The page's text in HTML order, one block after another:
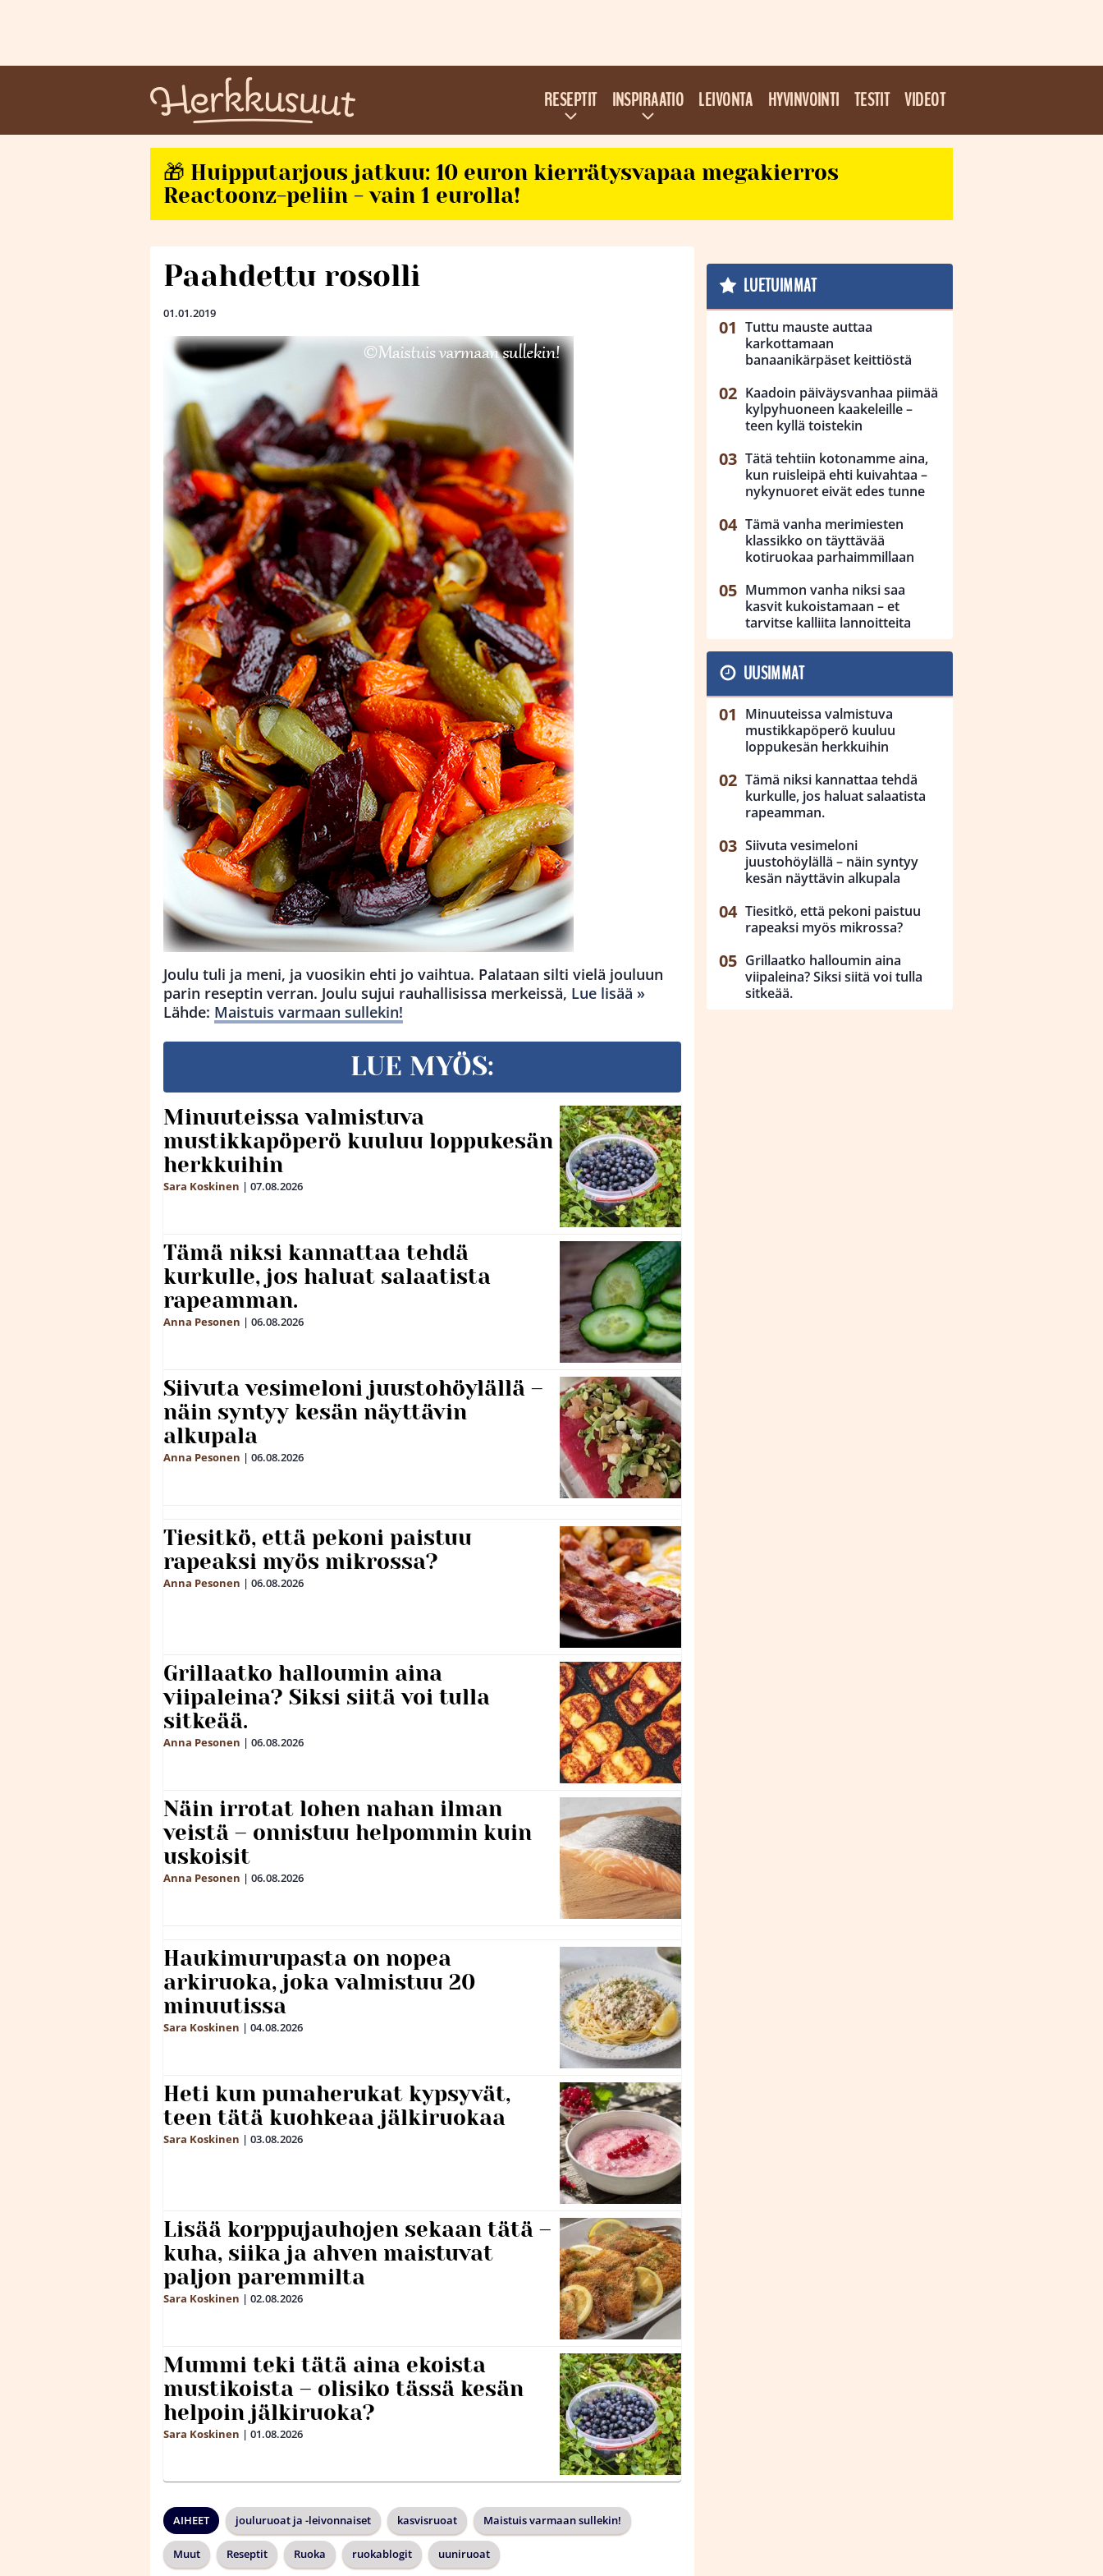
RESEPTIT INSPIRAATIO LEIVONTA HYVINVOINTI TESTIT VIDEOT
🎁 Huipputarjous jatkuu: 10 euron kierrätysvapaa megakierros
Reactoonz-peliin - vain 1 eurolla!
Paahdettu rosolli
01.01.2019
Joulu tuli ja meni, ja vuosikin ehti jo vaihtua. Palataan silti vielä jouluun
parin reseptin verran. Joulu sujui rauhallisissa merkeissä, Lue lisää »
Lähde: Maistuis varmaan sullekin!
LUE MYÖS:
Minuuteissa valmistuva
mustikkapöperö kuuluu loppukesän
herkkuihin
Sara Koskinen | 07.08.2026
Tämä niksi kannattaa tehdä
kurkulle, jos haluat salaatista
rapeamman.
Anna Pesonen | 06.08.2026
Siivuta vesimeloni juustohöylällä –
näin syntyy kesän näyttävin
alkupala
Anna Pesonen | 06.08.2026
Tiesitkö, että pekoni paistuu
rapeaksi myös mikrossa?
Anna Pesonen | 06.08.2026
Grillaatko halloumin aina
viipaleina? Siksi siitä voi tulla
sitkeää.
Anna Pesonen | 06.08.2026
Näin irrotat lohen nahan ilman
veistä – onnistuu helpommin kuin
uskoisit
Anna Pesonen | 06.08.2026
Haukimurupasta on nopea
arkiruoka, joka valmistuu 20
minuutissa
Sara Koskinen | 04.08.2026
Heti kun punaherukat kypsyvät,
teen tätä kuohkeaa jälkiruokaa
Sara Koskinen | 03.08.2026
Lisää korppujauhojen sekaan tätä –
kuha, siika ja ahven maistuvat
paljon paremmilta
Sara Koskinen | 02.08.2026
Mummi teki tätä aina ekoista
mustikoista – olisiko tässä kesän
helpoin jälkiruoka?
Sara Koskinen | 01.08.2026
AIHEET jouluruoat ja -leivonnaiset kasvisruoat Maistuis varmaan sullekin!
Muut Reseptit Ruoka ruokablogit uuniruoat
LUETUIMMAT
Tuttu mauste auttaa
karkottamaan
banaanikärpäset keittiöstä
Kaadoin päiväysvanhaa piimää
kylpyhuoneen kaakeleille –
teen kyllä toistekin
Tätä tehtiin kotonamme aina,
kun ruisleipä ehti kuivahtaa –
nykynuoret eivät edes tunne
Tämä vanha merimiesten
klassikko on täyttävää
kotiruokaa parhaimmillaan
Mummon vanha niksi saa
kasvit kukoistamaan – et
tarvitse kalliita lannoitteita
UUSIMMAT
Minuuteissa valmistuva
mustikkapöperö kuuluu
loppukesän herkkuihin
Tämä niksi kannattaa tehdä
kurkulle, jos haluat salaatista
rapeamman.
Siivuta vesimeloni
juustohöylällä – näin syntyy
kesän näyttävin alkupala
Tiesitkö, että pekoni paistuu
rapeaksi myös mikrossa?
Grillaatko halloumin aina
viipaleina? Siksi siitä voi tulla
sitkeää.